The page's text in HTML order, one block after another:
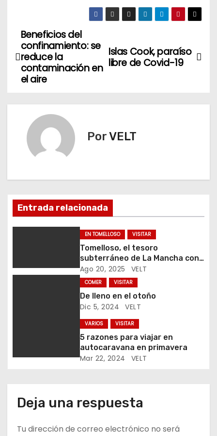
N
a
v
e
i
ó
n
e
a
s
Islas Cook, paraíso
libre de Covid-19
Beneficios del
confinamiento: se
reduce la
contaminación en
el aire
PorVELT
Entrada relacionada
EN TOMELLOSO VISITAR
Tomelloso, el tesoro
subterráneo de La Mancha con
40 kilómetros de cuevas
Ago 20, 2025 VELT
COMER VISITAR
De lleno en el otoño
Dic 5, 2024 VELT
VARIOS VISITAR
5 razones para viajar en
autocaravana en primavera
Mar 22, 2024 VELT
Deja una respuesta
Tu dirección de correo electrónico no será